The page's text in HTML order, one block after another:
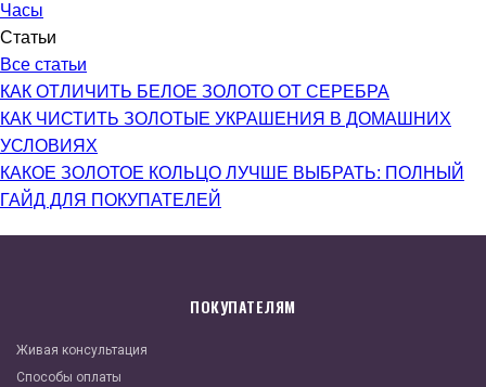
Часы
Статьи
Все статьи
КАК ОТЛИЧИТЬ БЕЛОЕ ЗОЛОТО ОТ СЕРЕБРА
КАК ЧИСТИТЬ ЗОЛОТЫЕ УКРАШЕНИЯ В ДОМАШНИХ
УСЛОВИЯХ
КАКОЕ ЗОЛОТОЕ КОЛЬЦО ЛУЧШЕ ВЫБРАТЬ: ПОЛНЫЙ
ГАЙД ДЛЯ ПОКУПАТЕЛЕЙ
ПОКУПАТЕЛЯМ
Живая консультация
Способы оплаты